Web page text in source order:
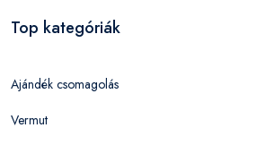
Top kategóriák
Ajándék csomagolás
Vermut